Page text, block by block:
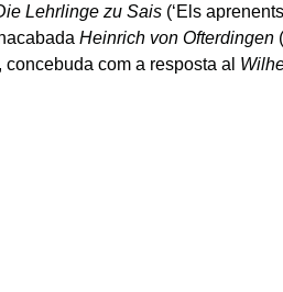
Lehrlinge zu Sais (‘Els
Heinrich von Ofterdingen
concebuda com a resposta al